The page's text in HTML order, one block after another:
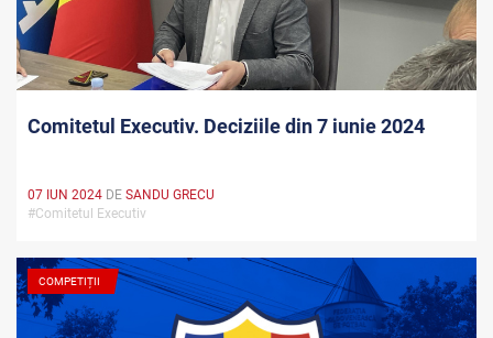
Comitetul Executiv. Deciziile din 7 iunie 2024
07 IUN 2024 DE SANDU GRECU
#Comitetul Executiv
COMPETIȚII